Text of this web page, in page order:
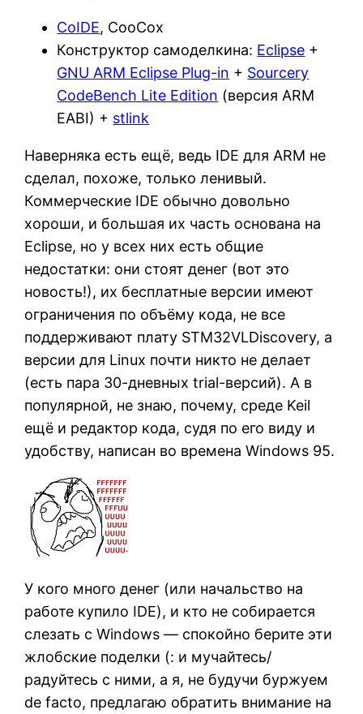
CoIDE, CooCox
Конструктор самоделкина: Eclipse +
GNU ARM Eclipse Plug-in + Sourcery
CodeBench Lite Edition (версия ARM
EABI) + stlink
Наверняка есть ещё, ведь IDE для ARM не
сделал, похоже, только ленивый.
Коммерческие IDE обычно довольно
хороши, и большая их часть основана на
Eclipse, но у всех них есть общие
недостатки: они стоят денег (вот это
новость!), их бесплатные версии имеют
ограничения по объёму кода, не все
поддерживают плату STM32VLDiscovery, а
версии для Linux почти никто не делает
(есть пара 30-дневных trial-версий). А в
популярной, не знаю, почему, среде Keil
ещё и редактор кода, судя по его виду и
удобству, написан во времена Windows 95.
У кого много денег (или начальство на
работе купило IDE), и кто не собирается
слезать с Windows — спокойно берите эти
жлобские поделки (: и мучайтесь/
радуйтесь с ними, а я, не будучи буржуем
de facto, предлагаю обратить внимание на